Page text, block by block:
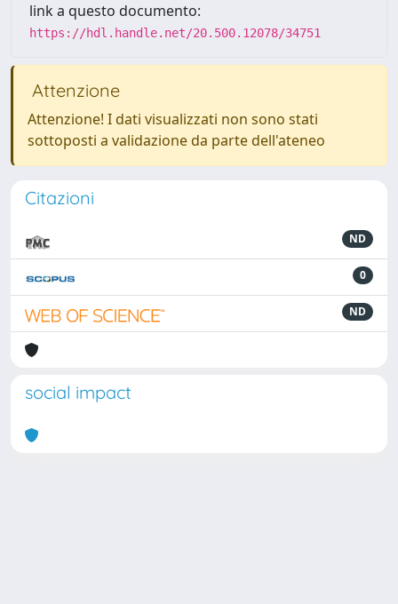
link a questo documento:
https://hdl.handle.net/20.500.12078/34751
Attenzione
Attenzione! I dati visualizzati non sono stati
sottoposti a validazione da parte dell'ateneo
Citazioni
ND
0
ND
social impact